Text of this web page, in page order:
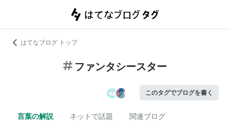
はてなブログ トップ
ファンタシースター
このタグでブログを書く
言葉の解説 ネットで話題 関連ブログ